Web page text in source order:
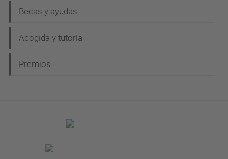
Becas y ayudas
Acogida y tutoría
Premios